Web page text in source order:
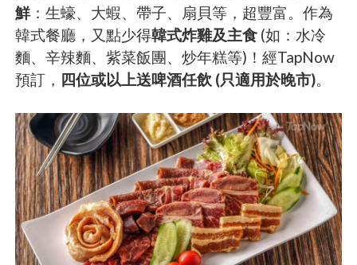
鮮：生蠔、大蝦、帶子、扇貝等，超豐富。作為
韓式餐廳，又點少得韓式炸雞及主食 (如：水冷
麵、辛辣麵、紫菜飯團、炒年糕等)！經TapNow
預訂， 四位或以上送啤酒任飲 (只適用於晚市)